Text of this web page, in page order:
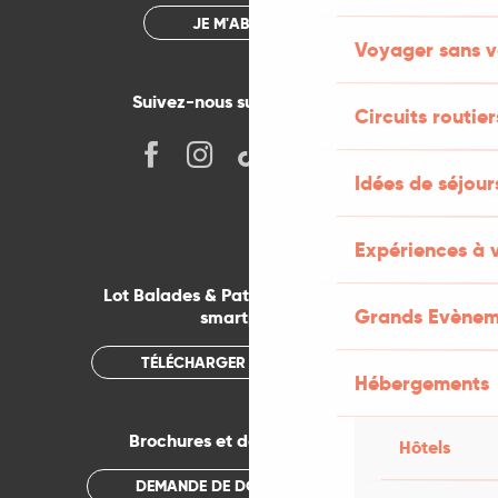
Voyager sans
Circuits
Idées de
Expériences à
Grands
Hébergements
Hôtels
JE M'ABONNE
Suivez-nous sur les réseaux !
Lot Balades & Patrimoines sur votre
smartphone
TÉLÉCHARGER L'APPLICATION
Brochures et documentations
DEMANDE DE DOCUMENTATION